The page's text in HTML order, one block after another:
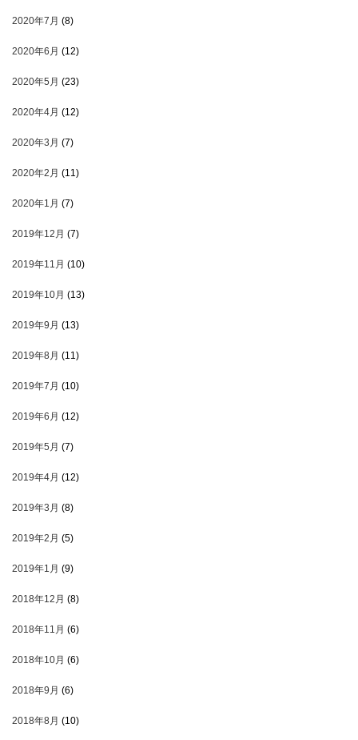
2020年7月 (8)
2020年6月 (12)
2020年5月 (23)
2020年4月 (12)
2020年3月 (7)
2020年2月 (11)
2020年1月 (7)
2019年12月 (7)
2019年11月 (10)
2019年10月 (13)
2019年9月 (13)
2019年8月 (11)
2019年7月 (10)
2019年6月 (12)
2019年5月 (7)
2019年4月 (12)
2019年3月 (8)
2019年2月 (5)
2019年1月 (9)
2018年12月 (8)
2018年11月 (6)
2018年10月 (6)
2018年9月 (6)
2018年8月 (10)